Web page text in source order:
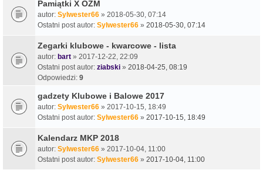
Pamiątki X OZM
autor: Sylwester66 » 2018-05-30, 07:14
Ostatni post autor: Sylwester66 » 2018-05-30, 07:14
Zegarki klubowe - kwarcowe - lista
autor: bart » 2017-12-22, 22:09
Ostatni post autor: ziabski » 2018-04-25, 08:19
Odpowiedzi: 9
gadzety Klubowe i Balowe 2017
autor: Sylwester66 » 2017-10-15, 18:49
Ostatni post autor: Sylwester66 » 2017-10-15, 18:49
Kalendarz MKP 2018
autor: Sylwester66 » 2017-10-04, 11:00
Ostatni post autor: Sylwester66 » 2017-10-04, 11:00